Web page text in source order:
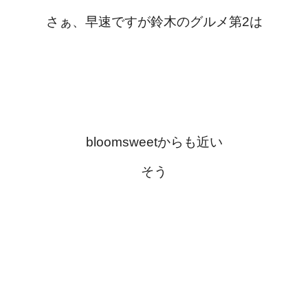
さぁ、早速ですが鈴木のグルメ第2は
bloomsweetからも近い
そう